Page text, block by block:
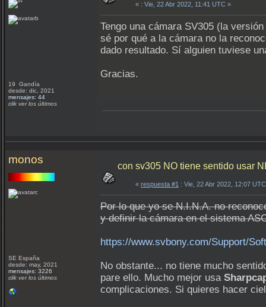
19 Gandía
desde: dic, 2021
mensajes: 44
clik ver los últimos
« : Vie, 22 Abr 2022, 11:41 UTC »
Tengo una cámara SV305 (la
sé por qué a la cámara no la
dado resultado. Sí alguien tuviese
Gracias.
monos
SE España
desde: may, 2021
mensajes: 3226
clik ver los últimos
con sv305 NO tiene sentido usar
« respuesta #1 : Vie, 22 Abr 2022, 12:07
Por lo que yo se N.I.N.A. no
y definir la cámara en el sistema
https://www.svbony.com/Support/
No obstante... no tiene mucho
pare ello. Mucho mejor usa
complicaciones. Si quieres hacer